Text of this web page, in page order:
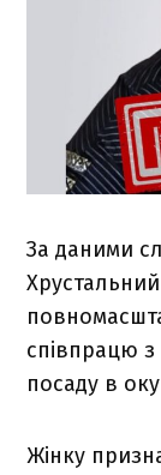
За даними
співпрацю
посаду в
Жінку